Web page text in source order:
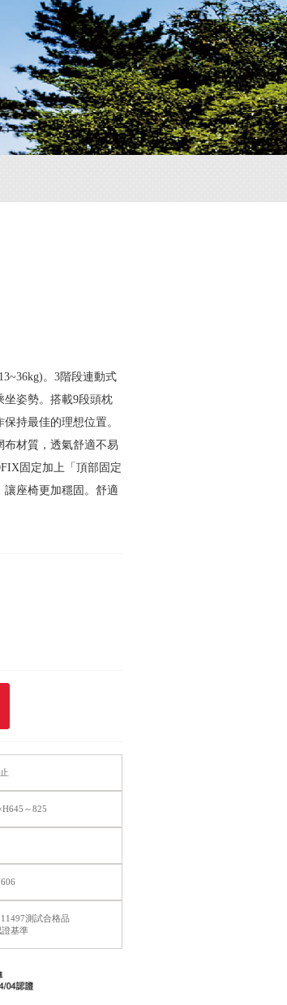
。3階段連動式
坐姿勢。搭載9段頭枕
持最佳的理想位置。
材質，透氣舒適不易
固定加上「頂部固定
座椅更加穩固。舒適
～825
測試合格品
證基準